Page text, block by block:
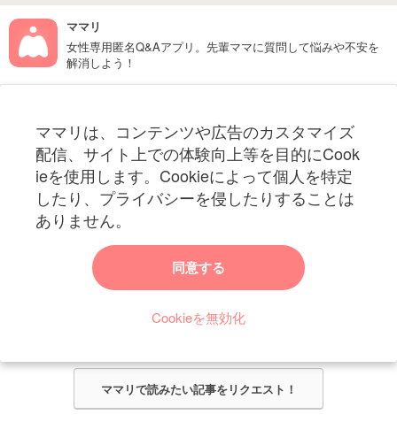
ママリ
女性専用匿名Q&Aアプリ。先輩ママに質問して悩みや不安を
解消しよう！
ママリは、コンテンツや広告のカスタマイズ
配信、サイト上での体験向上等を目的にCook
ieを使用します。Cookieによって個人を特定
したり、プライバシーを侵したりすることは
ありません。
同意する
Cookieを無効化
妊娠〜子育て中のお役立ち情報を配信中
ママリからのお知らせ
今ママリで読みたい記事は何ですか？
ママリ編集部がみなさんのご意見をもとに記事を作成させていただきま
ママリで読みたい記事をリクエスト！